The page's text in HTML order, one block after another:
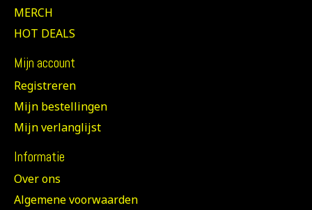
MERCH
HOT DEALS
Mijn account
Registreren
Mijn bestellingen
Mijn verlanglijst
Informatie
Over ons
Algemene voorwaarden